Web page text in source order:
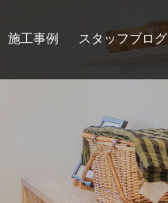
施工事例 スタッフブログ